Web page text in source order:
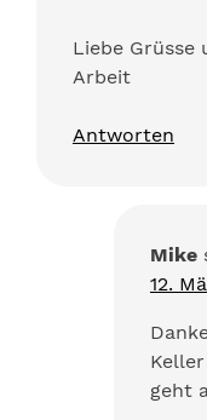
Liebe Grüsse
Arbeit
Antworten
Mike
12.
geht